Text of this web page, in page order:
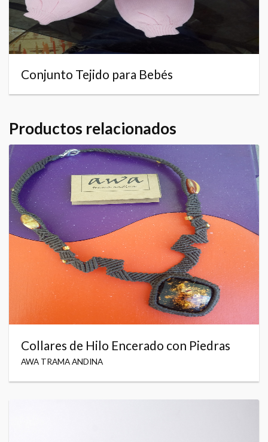
Conjunto Tejido para Bebés
Productos relacionados
Collares de Hilo Encerado con Piedras
AWA TRAMA ANDINA